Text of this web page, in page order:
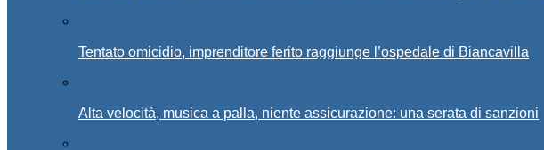
Tentato omicidio, imprenditore ferito raggiunge l’ospedale di Biancavilla
Alta velocità, musica a palla, niente assicurazione: una serata di sanzioni